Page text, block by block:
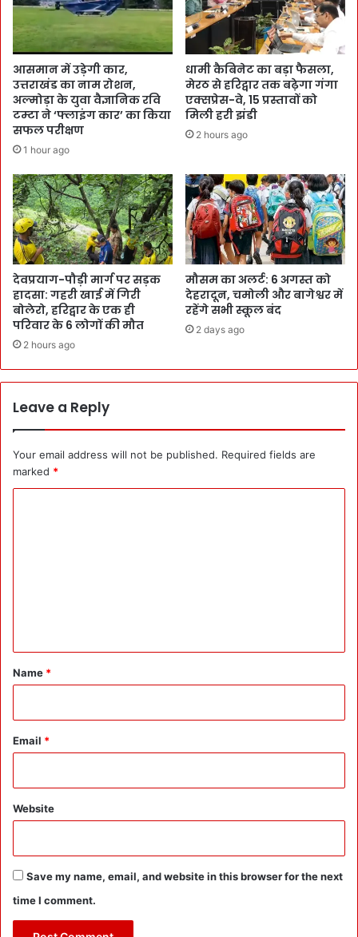
आसमान में उड़ेगी कार,
उत्तराखंड का नाम रोशन,
अल्मोड़ा के युवा वैज्ञानिक रवि
टम्टा ने ‘फ्लाइंग कार’ का किया
सफल परीक्षण
1 hour ago
धामी कैबिनेट का बड़ा फैसला,
मेरठ से हरिद्वार तक बढ़ेगा गंगा
एक्सप्रेस-वे, 15 प्रस्तावों को
मिली हरी झंडी
2 hours ago
देवप्रयाग-पौड़ी मार्ग पर सड़क
हादसा: गहरी खाई में गिरी
बोलेरो, हरिद्वार के एक ही
परिवार के 6 लोगों की मौत
2 hours ago
मौसम का अलर्ट: 6 अगस्त को
देहरादून, चमोली और बागेश्वर में
रहेंगे सभी स्कूल बंद
2 days ago
Leave a Reply
Your email address will not be published. Required fields are
marked *
*
Name *
Email *
Website
Save my name, email, and website in this browser for the next
time I comment.